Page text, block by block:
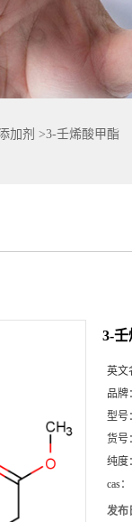
加剂 >3-壬烯酸甲酯
3-壬
英文
品牌
型号
货号
纯度
cas：
发布